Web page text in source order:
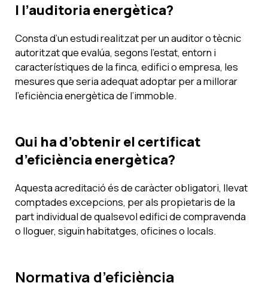
I l’auditoria energètica?
Consta d’un estudi realitzat per un auditor o tècnic
autoritzat que evalúa, segons l’estat, entorn i
característiques de la finca, edifici o empresa, les
mesures que seria adequat adoptar per a millorar
l’eficiència energètica de l’immoble.
Qui ha d’obtenir el certificat
d’eficiència energètica?
Aquesta acreditació és de caràcter obligatori, llevat
comptades excepcions, per als propietaris de la
part individual de qualsevol edifici de compravenda
o lloguer, siguin habitatges, oficines o locals.
Normativa d’eficiència